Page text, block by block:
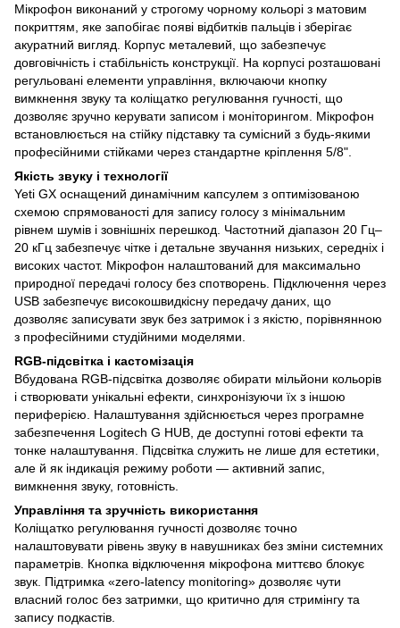
Мікрофон виконаний у строгому чорному кольорі з матовим
покриттям, яке запобігає появі відбитків пальців і зберігає
акуратний вигляд. Корпус металевий, що забезпечує
довговічність і стабільність конструкції. На корпусі розташовані
регульовані елементи управління, включаючи кнопку
вимкнення звуку та коліщатко регулювання гучності, що
дозволяє зручно керувати записом і моніторингом. Мікрофон
встановлюється на стійку підставку та сумісний з будь-якими
професійними стійками через стандартне кріплення 5/8".
Якість звуку і технології
Yeti GX оснащений динамічним капсулем з оптимізованою
схемою спрямованості для запису голосу з мінімальним
рівнем шумів і зовнішніх перешкод. Частотний діапазон 20 Гц–
20 кГц забезпечує чітке і детальне звучання низьких, середніх і
високих частот. Мікрофон налаштований для максимально
природної передачі голосу без спотворень. Підключення через
USB забезпечує високошвидкісну передачу даних, що
дозволяє записувати звук без затримок і з якістю, порівнянною
з професійними студійними моделями.
RGB-підсвітка і кастомізація
Вбудована RGB-підсвітка дозволяє обирати мільйони кольорів
і створювати унікальні ефекти, синхронізуючи їх з іншою
периферією. Налаштування здійснюється через програмне
забезпечення Logitech G HUB, де доступні готові ефекти та
тонке налаштування. Підсвітка служить не лише для естетики,
але й як індикація режиму роботи — активний запис,
вимкнення звуку, готовність.
Управління та зручність використання
Коліщатко регулювання гучності дозволяє точно
налаштовувати рівень звуку в навушниках без зміни системних
параметрів. Кнопка відключення мікрофона миттєво блокує
звук. Підтримка «zero-latency monitoring» дозволяє чути
власний голос без затримки, що критично для стримінгу та
запису подкастів.